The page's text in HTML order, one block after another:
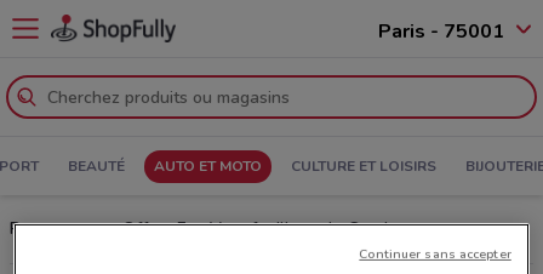
Paris - 75001
BEAUTÉ AUTO ET MOTO CULTURE ET LOISIRS
Prospectus et Offres Feu Vert: feuilletez le Catalogue
Continuer sans accepter